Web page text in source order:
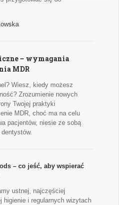
– wymagania
MDR
Wiesz, kiedy możesz
Zrozumienie nowych
Twojej praktyki
MDR, choć ma na celu
pacjentów, niesie ze sobą
– co jeść, aby wspierać
ustnej, najczęściej
higienie i regularnych wizytach